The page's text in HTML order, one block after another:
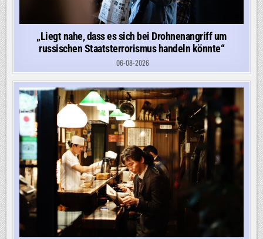
„Liegt nahe, dass es sich bei Drohnenangriff um
russischen Staatsterrorismus handeln könnte“
06-08-2026